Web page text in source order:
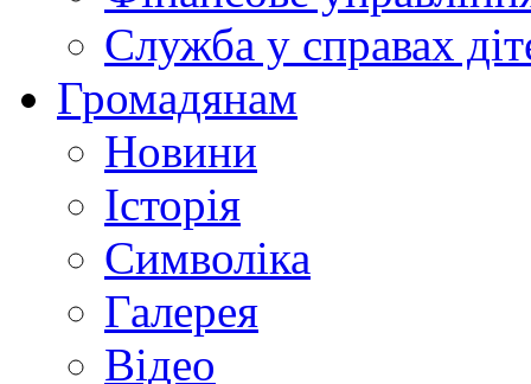
Служба у справах
Громадянам
Новини
Історія
Символіка
Галерея
Відео